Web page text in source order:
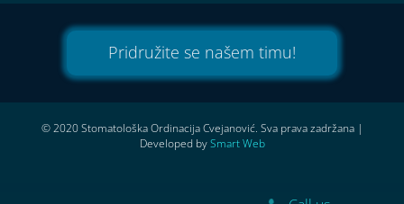
Pridružite se našem timu!
© 2020 Stomatološka Ordinacija Cvejanović. Sva prava zadržana |
Developed bySmart Web